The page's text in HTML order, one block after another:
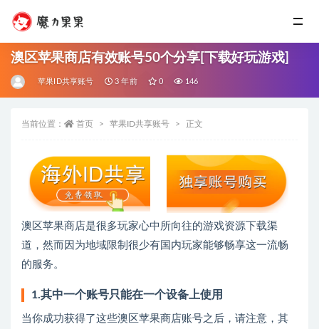
澳区苹果商店有效账号50个分享[下载好玩游戏]
苹果ID共享账号 3 年前 0 146
当前位置： 首页 苹果ID共享账号 正文
澳区苹果商店是很多玩家心中所向往的游戏资源下载渠
道，然而因为地域限制很少有国内玩家能够畅享这一流畅
的服务。
1.其中一个账号只能在一个设备上使用
当你成功获得了这些澳区苹果商店账号之后，请注意，其